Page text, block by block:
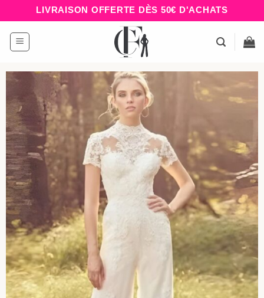
au
contenu
LIVRAISON OFFERTE DÈS 50€ D'ACHATS